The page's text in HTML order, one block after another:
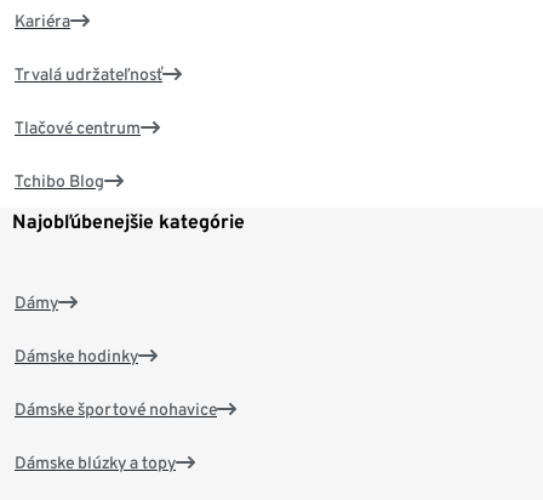
Kariéra
Trvalá udržateľnosť
Tlačové centrum
Tchibo Blog
Najobľúbenejšie kategórie
Dámy
Dámske hodinky
Dámske športové nohavice
Dámske blúzky a topy